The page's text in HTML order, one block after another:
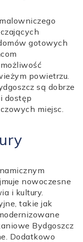
gotowych
powietrzu.
są dobrze
dostęp
miejsc.
nowoczesne
i kultury.
takie jak
Bydgoszcz
Dodatkowo